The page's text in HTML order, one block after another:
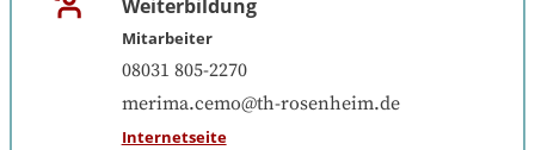
Weiterbildung
Mitarbeiter
08031 805-2270
merima.cemo@th-rosenheim.de
Internetseite